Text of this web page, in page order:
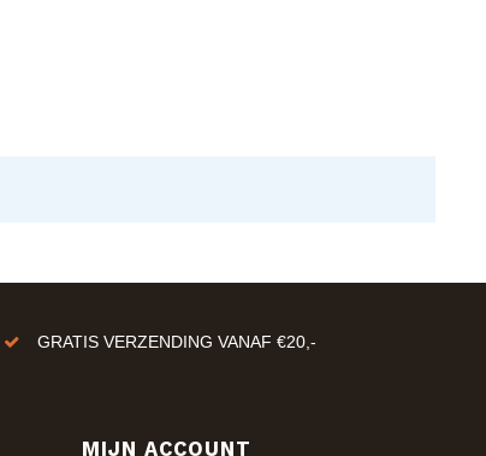
GRATIS VERZENDING VANAF €20,-
MIJN ACCOUNT